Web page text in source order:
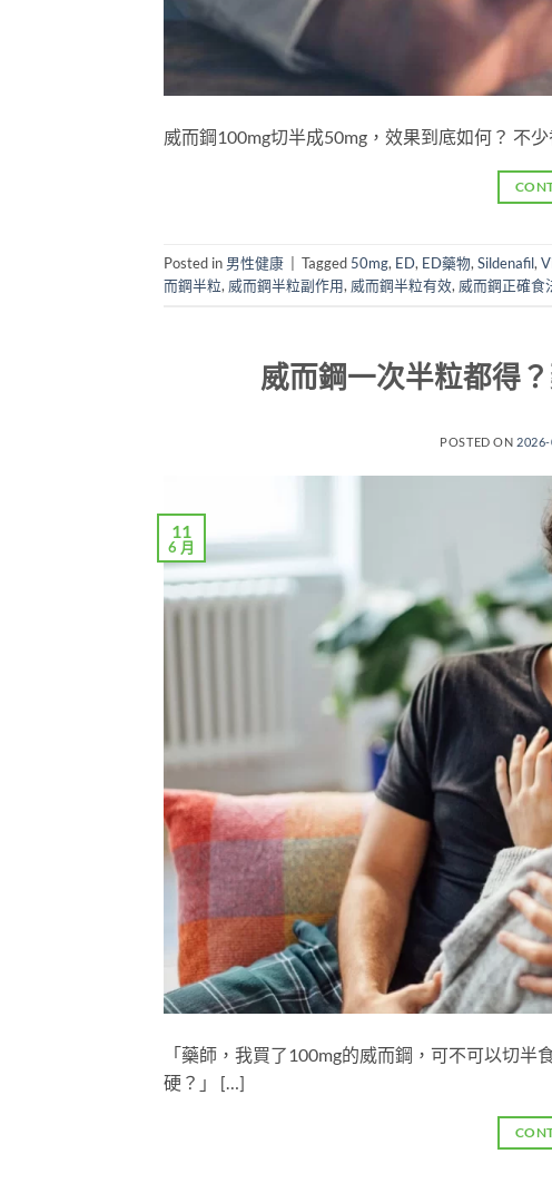
威而鋼100mg切半成50mg，效果到底如何？ 不
Posted in 男性健康 Tagged 50mg, ED, ED藥物, Sildenafil,
而鋼半粒, 威而鋼半粒副作用, 威而鋼半粒有效, 威而鋼正確食
威而鋼一次半粒都得
POSTED ON
11
6 月
「藥師，我買了100mg的威而鋼，可不可以切
硬？」 […]